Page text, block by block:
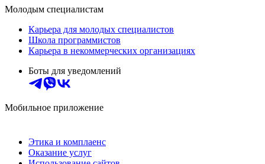
Молодым специалистам
Карьера для молодых специалистов
Школа программистов
Карьера в некоммерческих организациях
Боты для уведомлений
Мобильное приложение
Этика и комплаенс
Оказание услуг